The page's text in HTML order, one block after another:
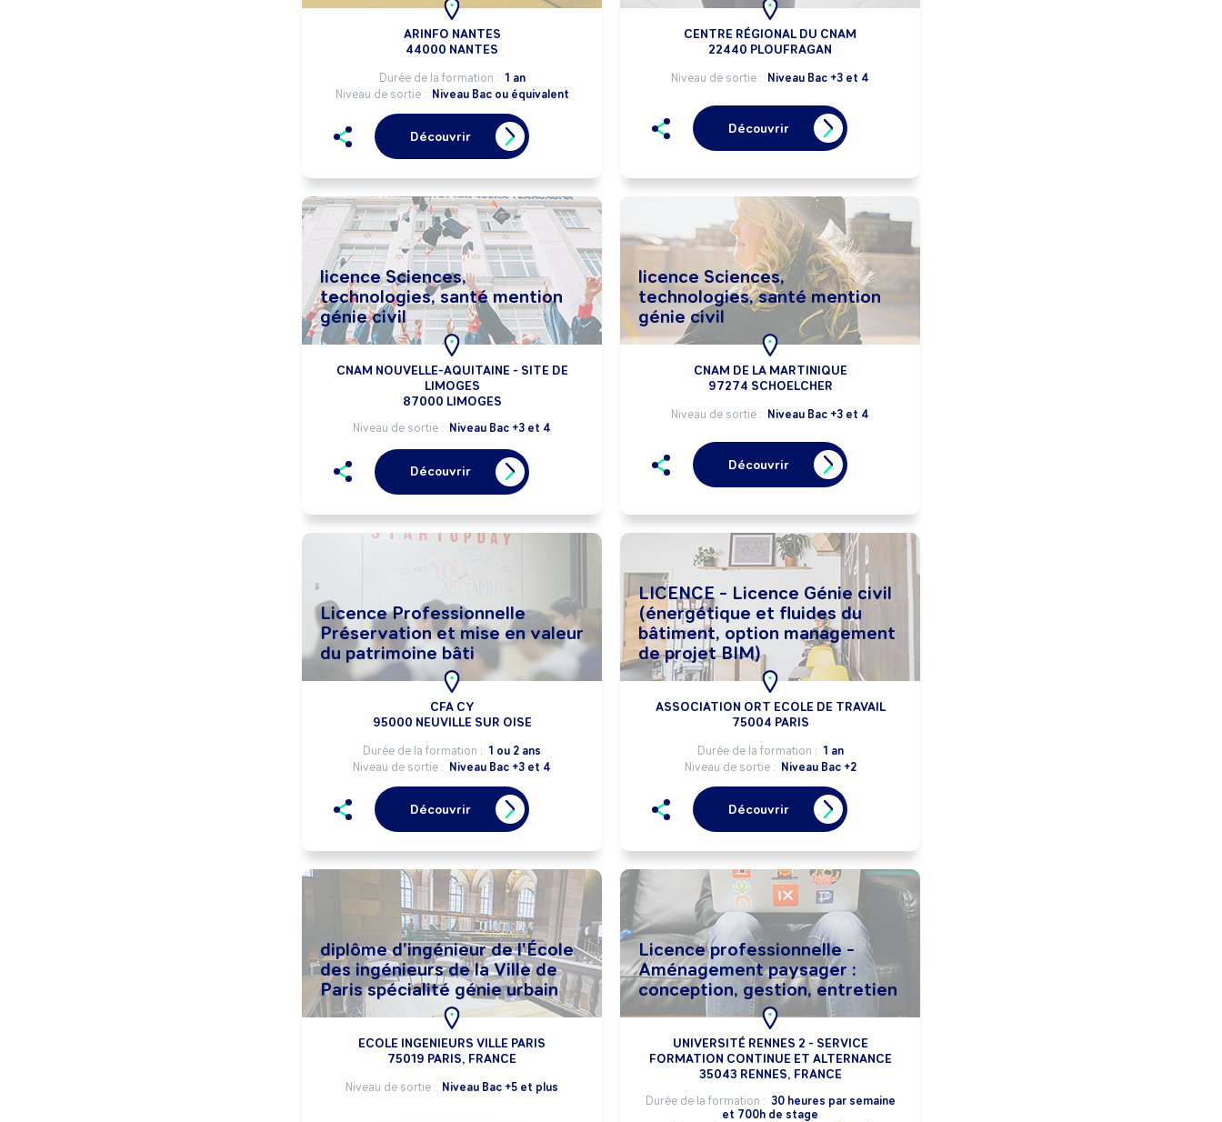
ARINFO NANTES
44000 NANTES
Durée de la formation : 1 an
Niveau de sortie : Niveau Bac ou équivalent
Découvrir
CENTRE RÉGIONAL DU CNAM
22440 PLOUFRAGAN
Niveau de sortie : Niveau Bac +3 et 4
Découvrir
licence Sciences,
technologies, santé mention
génie civil
CNAM NOUVELLE-AQUITAINE - SITE DE
LIMOGES
87000 LIMOGES
Niveau de sortie : Niveau Bac +3 et 4
Découvrir
licence Sciences,
technologies, santé mention
génie civil
CNAM DE LA MARTINIQUE
97274 SCHOELCHER
Niveau de sortie : Niveau Bac +3 et 4
Découvrir
Licence Professionnelle
Préservation et mise en valeur
du patrimoine bâti
CFA CY
95000 NEUVILLE SUR OISE
Durée de la formation : 1 ou 2 ans
Niveau de sortie : Niveau Bac +3 et 4
Découvrir
LICENCE - Licence Génie civil
(énergétique et fluides du
bâtiment, option management
de projet BIM)
ASSOCIATION ORT ECOLE DE TRAVAIL
75004 PARIS
Durée de la formation : 1 an
Niveau de sortie : Niveau Bac +2
Découvrir
diplôme d'ingénieur de l'École
des ingénieurs de la Ville de
Paris spécialité génie urbain
ECOLE INGENIEURS VILLE PARIS
75019 PARIS, FRANCE
Niveau de sortie : Niveau Bac +5 et plus
Licence professionnelle -
Aménagement paysager :
conception, gestion, entretien
UNIVERSITÉ RENNES 2 - SERVICE
FORMATION CONTINUE ET ALTERNANCE
35043 RENNES, FRANCE
Durée de la formation : 30 heures par semaine
et 700h de stage